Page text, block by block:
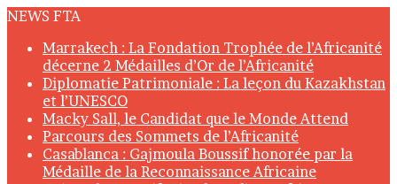
NEWS FTA
Marrakech : La Fondation Trophée de l’Africanité
décerne 2 Médailles d’Or de l’Africanité
Diplomatie Patrimoniale : La leçon du Kazakhstan
et l’UNESCO
Macky Sall, le Candidat que le Monde Attend
Parcours des Sommets de l’Africanité
Casablanca : Gajmoula Boussif honorée par la
Médaille de la Reconnaissance Africaine